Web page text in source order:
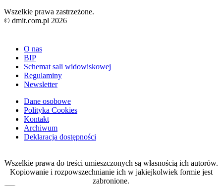
Wszelkie prawa zastrzeżone.
© dmit.com.pl 2026
O nas
BIP
Schemat sali widowiskowej
Regulaminy
Newsletter
Dane osobowe
Polityka Cookies
Kontakt
Archiwum
Deklaracja dostępności
Wszelkie prawa do treści umieszczonych są własnością ich autorów.
Kopiowanie i rozpowszechnianie ich w jakiejkolwiek formie jest
zabronione.